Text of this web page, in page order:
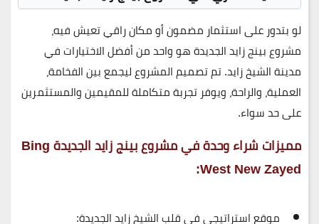
لو بتدور على استثمار مضمون أو مكان راقي تعيش فيه،
مشروع بينج زايد الجديدةهو واحد من أفضل الاختيارات في
مدينة الشيخ زايد. تم تصميم المشروع ليجمع بين الفخامة،
العملية، والراحة، ويوفر تجربة متكاملة للمقيمين والمستثمرين
على حد سواء.
مميزات شراء وحدة في مشروع بينج زايد الجديدة Bing
West New Zayed:
موقع استراتيجي في قلب الشيخ زايد الجديدة: